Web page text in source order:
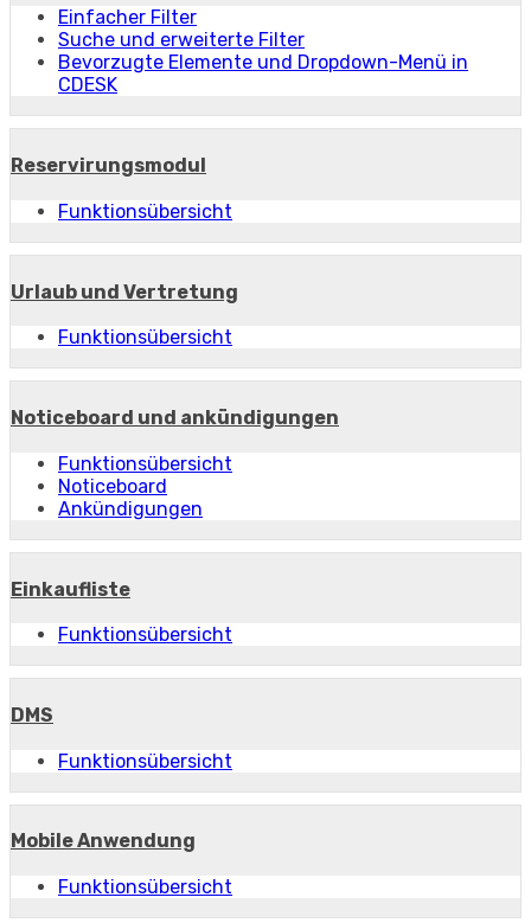
Einfacher Filter
Suche und erweiterte Filter
Bevorzugte Elemente und Dropdown-Menü in
CDESK
Reservirungsmodul
Funktionsübersicht
Urlaub und Vertretung
Funktionsübersicht
Noticeboard und ankündigungen
Funktionsübersicht
Noticeboard
Ankündigungen
Einkaufliste
Funktionsübersicht
DMS
Funktionsübersicht
Mobile Anwendung
Funktionsübersicht